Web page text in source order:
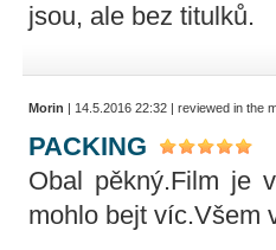
jsou, ale bez titulků.
Morin | 14.5.2016 22:32 | reviewed in the
PACKING
Obal pěkný.Film je
mohlo bejt víc.Všem